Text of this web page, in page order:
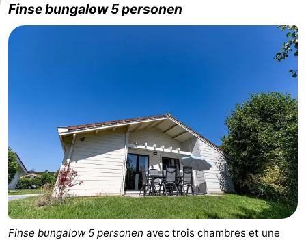
Finse bungalow 5 personen
Finse bungalow 5 personen avec trois chambres et une